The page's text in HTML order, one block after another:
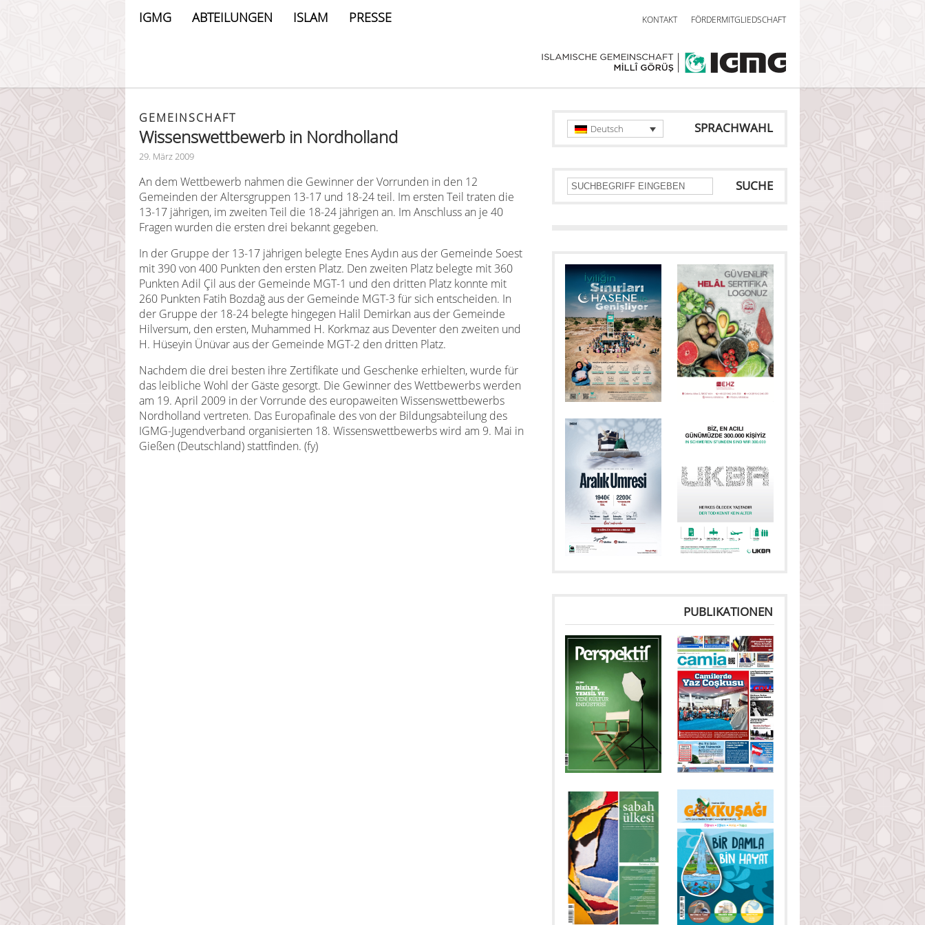
IGMG ABTEILUNGEN ISLAM PRESSE KONTAKT FÖRDERMITGLIEDSCHAFT
GEMEINSCHAFT
Wissenswettbewerb in Nordholland
29. März 2009
An dem Wettbewerb nahmen die Gewinner der Vorrunden in den 12
Gemeinden der Altersgruppen 13-17 und 18-24 teil. Im ersten Teil traten die
13-17 jährigen, im zweiten Teil die 18-24 jährigen an. Im Anschluss an je 40
Fragen wurden die ersten drei bekannt gegeben.
In der Gruppe der 13-17 jährigen belegte Enes Aydın aus der Gemeinde Soest
mit 390 von 400 Punkten den ersten Platz. Den zweiten Platz belegte mit 360
Punkten Adil Çil aus der Gemeinde MGT-1 und den dritten Platz konnte mit
260 Punkten Fatih Bozdağ aus der Gemeinde MGT-3 für sich entscheiden. In
der Gruppe der 18-24 belegte hingegen Halil Demirkan aus der Gemeinde
Hilversum, den ersten, Muhammed H. Korkmaz aus Deventer den zweiten und
H. Hüseyin Ünüvar aus der Gemeinde MGT-2 den dritten Platz.
Nachdem die drei besten ihre Zertifikate und Geschenke erhielten, wurde für
das leibliche Wohl der Gäste gesorgt. Die Gewinner des Wettbewerbs werden
am 19. April 2009 in der Vorrunde des europaweiten Wissenswettbewerbs
Nordholland vertreten. Das Europafinale des von der Bildungsabteilung des
IGMG-Jugendverband organisierten 18. Wissenswettbewerbs wird am 9. Mai in
Gießen (Deutschland) stattfinden. (fy)
SPRACHWAHL
Deutsch
SUCHE
PUBLIKATIONEN